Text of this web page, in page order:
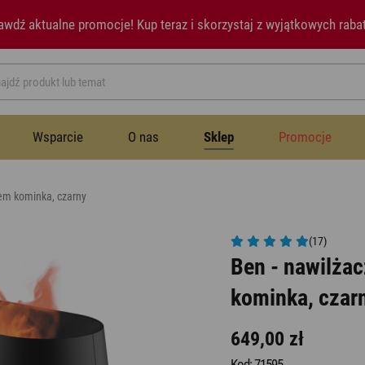
aktualne promocje! Kup teraz i skorzystaj z wyjątkowych
Wsparcie O nas Sklep Promocje
Nawilżacze powietrza
Sypialnia
Jadalnia
Newsletter
Notatki prasowe
Nawilżacze powietrza
Aromatyzery
kominka, czarny
(17)
Ben -
kominka,
649,00 zł